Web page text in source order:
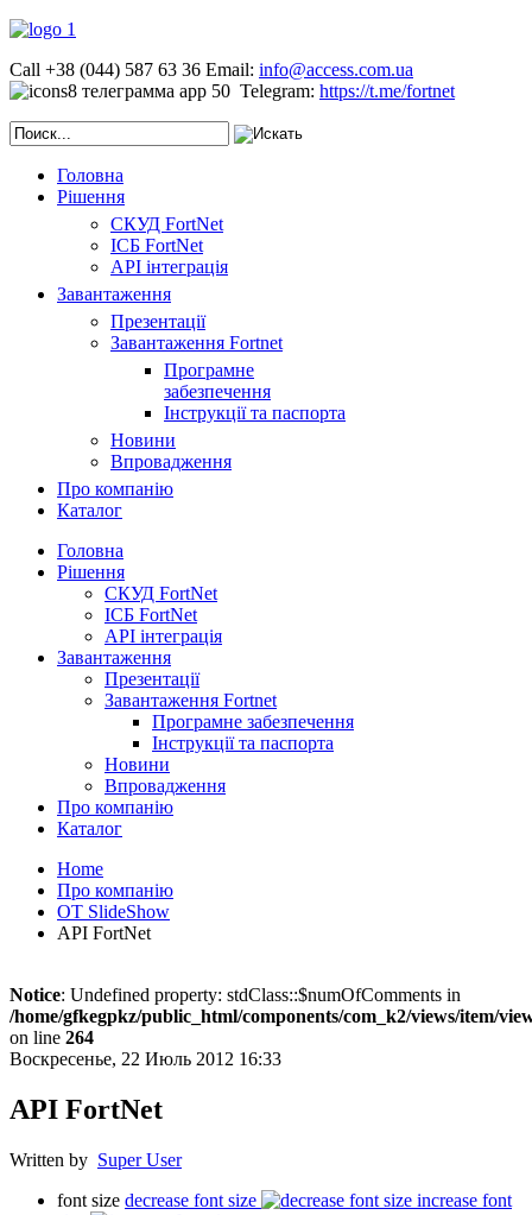
Call +38 (044) 587 63 36 Email: info@access.com.ua
Telegram: https://t.me/fortnet
Головна
Рішення
СКУД FortNet
ІСБ FortNet
API інтеграція
Завантаження
Презентації
Завантаження Fortnet
Програмне
забезпечення
Інструкції та паспорта
Новини
Впровадження
Про компанію
Каталог
Головна
Рішення
СКУД FortNet
ІСБ FortNet
API інтеграція
Завантаження
Презентації
Завантаження Fortnet
Програмне забезпечення
Інструкції та паспорта
Новини
Впровадження
Про компанію
Каталог
Home
Про компанію
OT SlideShow
API FortNet
Notice: Undefined property: stdClass::$numOfComments in
/home/gfkegpkz/public_html/components/com_k2/views/item/
on line 264
Воскресенье, 22 Июль 2012 16:33
API FortNet
Written by Super User
font size decrease font size
increase font